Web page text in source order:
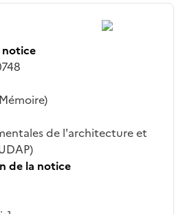
notice
de l'architecture et
de la notice